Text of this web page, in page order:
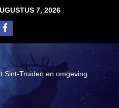
7, 2026
Sint-Truiden en omgeving